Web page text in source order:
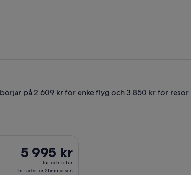
på 2 609 kr för enkelflyg och 3 850 kr för
5 995 kr
Tur-
och-
5 995 kr
Tur-och-retur
hittades för 2 timmar sen